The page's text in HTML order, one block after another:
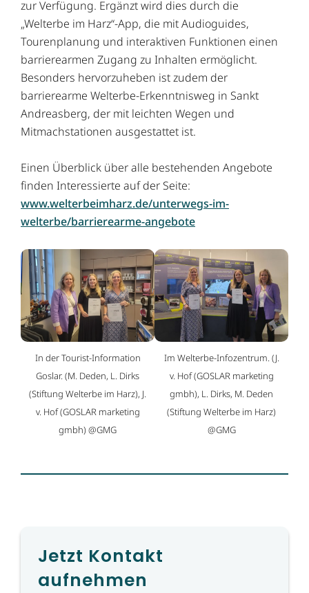
zur Verfügung. Ergänzt wird dies durch die
„Welterbe im Harz“-App, die mit Audioguides,
Tourenplanung und interaktiven Funktionen einen
barrierearmen Zugang zu Inhalten ermöglicht.
Besonders hervorzuheben ist zudem der
barrierearme Welterbe-Erkenntnisweg in Sankt
Andreasberg, der mit leichten Wegen und
Mitmachstationen ausgestattet ist.
Einen Überblick über alle bestehenden Angebote
finden Interessierte auf der Seite:
www.welterbeimharz.de/unterwegs-im-
welterbe/barrierearme-angebote
In der Tourist-Information
Goslar. (M. Deden, L. Dirks
(Stiftung Welterbe im Harz), J.
v. Hof (GOSLAR marketing
gmbh) @GMG
Im Welterbe-Infozentrum. (J.
v. Hof (GOSLAR marketing
gmbh), L. Dirks, M. Deden
(Stiftung Welterbe im Harz)
@GMG
Jetzt Kontakt
aufnehmen